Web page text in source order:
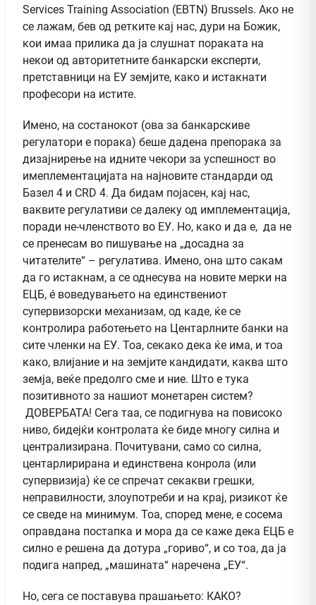
Services Training Association (EBTN) Brussels. Ако не
се лажам, бев од ретките кај нас, дури на Божик,
кои имаа прилика да ја слушнат пораката на
некои од авторитетните банкарски експерти,
претставници на ЕУ земјите, како и истакнати
професори на истите.
Имено, на состанокот (ова за банкарскиве
регулатори е порака) беше дадена препорака за
дизајнирење на идните чекори за успешност во
имеплементацијата на најновите стандарди од
Базел 4 и CRD 4. Да бидам појасен, кај нас,
ваквите регулативи се далеку од имплементација,
поради не-членството во ЕУ. Но, како и да е, да не
се пренесам во пишување на „досадна за
читателите“ – регулатива. Имено, она што сакам
да го истакнам, а се однесува на новите мерки на
ЕЦБ, é воведувањето на единствениот
супервизорски механизам, од каде, ќе се
контролира работењето на Центарлните банки на
сите членки на ЕУ. Тоа, секако дека ќе има, и тоа
како, влијание и на земјите кандидати, каква што
земја, веќе предолго сме и ние. Што е тука
позитивното за нашиот монетарен систем?
ДОВЕРБАТА! Сега таа, се подигнува на повисоко
ниво, бидејќи контролата ќе биде многу силна и
централизирана. Почитувани, само со силна,
центарлирирана и единствена конрола (или
супервизија) ќе се спречат секакви грешки,
неправилности, злоупотреби и на крај, ризикот ќе
се сведе на минимум. Тоа, според мене, е сосема
оправдана постапка и мора да се каже дека ЕЦБ е
силно е решена да дотура „гориво“, и со тоа, да ја
подига напред, „машината“ наречена „ЕУ“.
Но, сега се поставува прашањето: КАКО?